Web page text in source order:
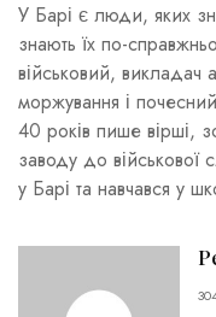
У Барі є люди, яких
знають їх по-
військовий, викладач
моржування і
40 років пише вірші,
заводу до
у Барі та навчався у